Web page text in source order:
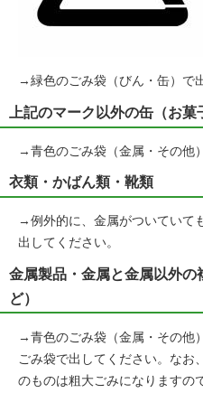
→緑色のごみ袋（びん・缶）で
上記のマーク以外の缶（お菓
→青色のごみ袋（金属・その他
衣類・かばん類・靴類
→例外的に、金属がついていて
出してください。
金属製品・金属と金属以外
ど）
→青色のごみ袋（金属・その他
ごみ袋で出してください。なお
のものは粗大ごみになりますの